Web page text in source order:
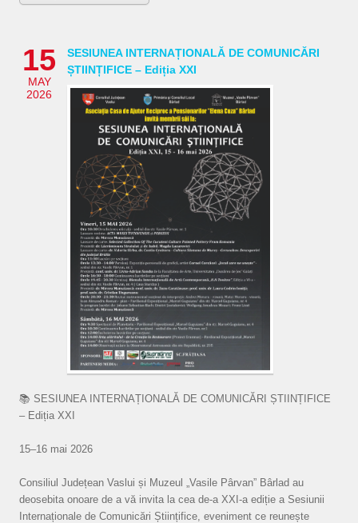
15
MAY
2026
SESIUNEA INTERNAȚIONALĂ DE COMUNICĂRI
ȘTIINȚIFICE – Ediția XXI
📚 SESIUNEA INTERNAȚIONALĂ DE COMUNICĂRI ȘTIINȚIFICE
– Ediția XXI
15–16 mai 2026
Consiliul Județean Vaslui și Muzeul „Vasile Pârvan” Bârlad au
deosebita onoare de a vă invita la cea de-a XXI-a ediție a Sesiunii
Internaționale de Comunicări Științifice, eveniment ce reunește